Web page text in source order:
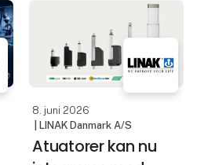
eliminate the dripping in
the 2nd. gen..
8. juni 2026
| LINAK Danmark A/S
Atuatorer kan nu